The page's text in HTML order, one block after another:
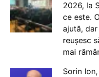
2026, la
ce este.
ajută,
reușesc
mai
Sorin